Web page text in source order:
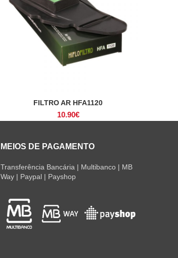
ADICIONAR
FILTRO AR HFA1120
10.90€
MEIOS DE PAGAMENTO
Transferência Bancária | Multibanco | MB
Way | Paypal | Payshop